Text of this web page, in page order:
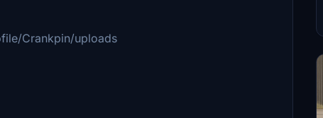
Crankpin/uploads